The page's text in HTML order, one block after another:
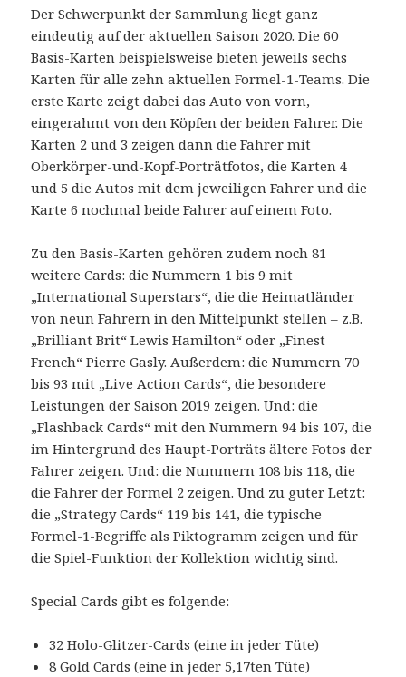
Der Schwerpunkt der Sammlung liegt ganz
eindeutig auf der aktuellen Saison 2020. Die 60
Basis-Karten beispielsweise bieten jeweils sechs
Karten für alle zehn aktuellen Formel-1-Teams. Die
erste Karte zeigt dabei das Auto von vorn,
eingerahmt von den Köpfen der beiden Fahrer. Die
Karten 2 und 3 zeigen dann die Fahrer mit
Oberkörper-und-Kopf-Porträtfotos, die Karten 4
und 5 die Autos mit dem jeweiligen Fahrer und die
Karte 6 nochmal beide Fahrer auf einem Foto.
Zu den Basis-Karten gehören zudem noch 81
weitere Cards: die Nummern 1 bis 9 mit
„International Superstars“, die die Heimatländer
von neun Fahrern in den Mittelpunkt stellen – z.B.
„Brilliant Brit“ Lewis Hamilton“ oder „Finest
French“ Pierre Gasly. Außerdem: die Nummern 70
bis 93 mit „Live Action Cards“, die besondere
Leistungen der Saison 2019 zeigen. Und: die
„Flashback Cards“ mit den Nummern 94 bis 107, die
im Hintergrund des Haupt-Porträts ältere Fotos der
Fahrer zeigen. Und: die Nummern 108 bis 118, die
die Fahrer der Formel 2 zeigen. Und zu guter Letzt:
die „Strategy Cards“ 119 bis 141, die typische
Formel-1-Begriffe als Piktogramm zeigen und für
die Spiel-Funktion der Kollektion wichtig sind.
Special Cards gibt es folgende:
32 Holo-Glitzer-Cards (eine in jeder Tüte)
8 Gold Cards (eine in jeder 5,17ten Tüte)